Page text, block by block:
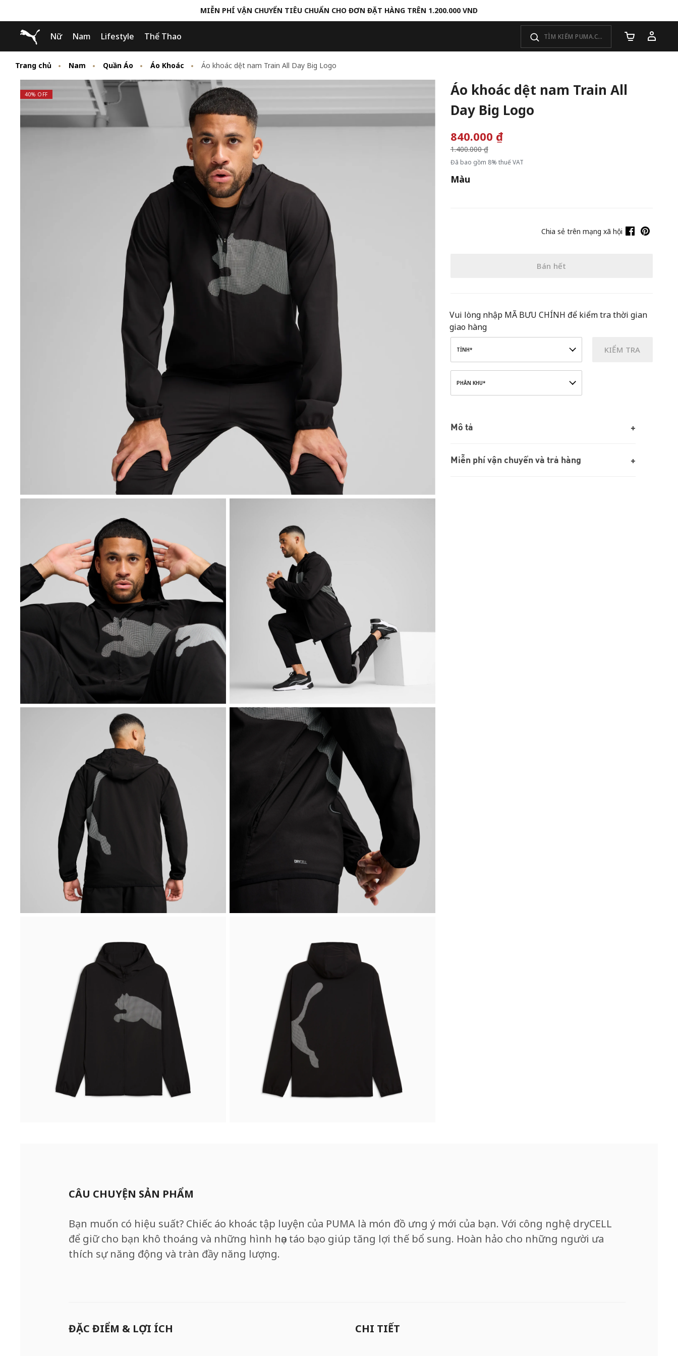
to
Main
content
to
Footer
Content
MIỄN PHÍ VẬN CHUYỂN TIÊU CHUẨN CHO ĐƠN ĐẶT HÀNG TRÊN 1.200.000 VND
Puma Trang chủ
Nữ Nam Lifestyle Thể Thao Số lượng giỏ
Trang chủ Nam Quần Áo Áo Khoác Áo khoác dệt nam Train All Day Big Logo
40% OFF
Áo khoác dệt nam Train All
Day Big Logo
840.000 ₫Giá giảm từ
1.400.000 ₫
đến
Đã bao gồm 8% thuế VAT
Màu
Chia sẻ trên mạng xã hội
Bán hết
Vui lòng nhập MÃ BƯU CHÍNH để kiểm tra thời gian
giao hàng
TỈNH*
PHÂN KHU*
KIỂM TRA
Mô tả
Miễn phí vận chuyển và trả hàng
CÂU CHUYỆN SẢN PHẨM
Bạn muốn có hiệu suất? Chiếc áo khoác tập luyện của PUMA là món đồ ưng ý mới của bạn. Với công nghệ dryCELL
để giữ cho bạn khô thoáng và những hình họa táo bạo giúp tăng lợi thế bổ sung. Hoàn hảo cho những người ưa
thích sự năng động và tràn đầy năng lượng.
ĐẶC ĐIỂM & LỢI ÍCH CHI TIẾT